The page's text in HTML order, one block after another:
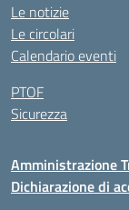
Le notizie
Le circolari
Calendario eventi
PTOF
Sicurezza
Amministrazione
Dichiarazione di